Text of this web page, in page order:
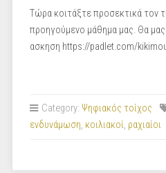
Τώρα κοιτάξτε προσεκτικά τον
προηγούμενο μάθημα μας. Θα
ασκηση https://padlet.com/
Category: Ψηφιακός τοίχος
ενδυνάμωση, κοιλιακοί, ραχιαίοι